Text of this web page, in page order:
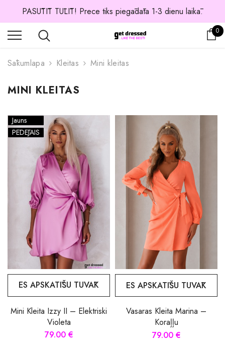
PASŪTĪT TŪLĪT! Prece tiks piegādāta 1-3 dienu laikā.
00
Sākumlapa Kleitas Mini kleitas
MINI KLEITAS
Jauns
PĒDĒJAIS
ES APSKATĪŠU TUVĀK
Mini Kleita Izzy II – Elektriski
Violeta
79.00 €
ES APSKATĪŠU TUVĀK
Vasaras Kleita Marina –
Koraļļu
79.00 €